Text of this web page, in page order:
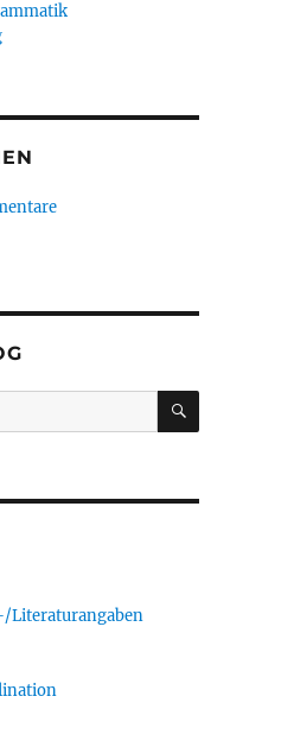
SUCHEN
Literaturangaben